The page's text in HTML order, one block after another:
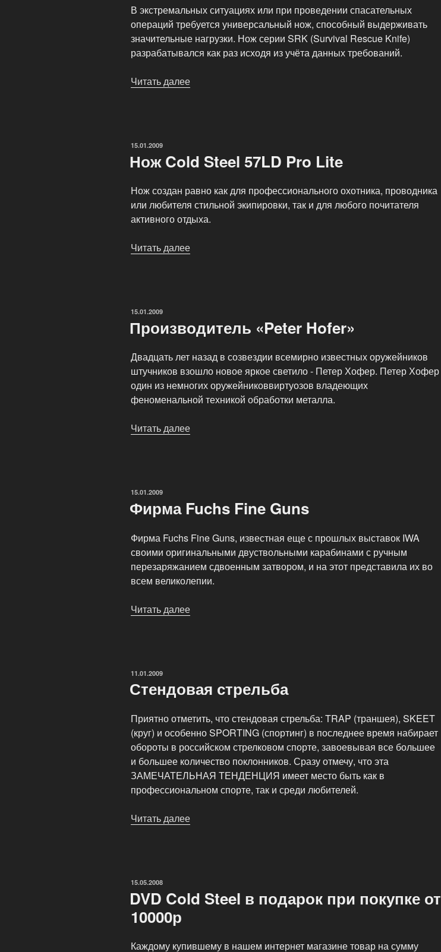
В экстремальных ситуациях или при проведении спасательных
операций требуется универсальный нож, способный выдерживать
значительные нагрузки. Нож серии SRK (Survival Rescue Knife)
разрабатывался как раз исходя из учёта данных требований.
Читать далее
ОПУБЛИКОВАНО
15.01.2009
Нож Cold Steel 57LD Pro Lite
Нож создан равно как для профессионального охотника, проводника
или любителя стильной экипировки, так и для любого почитателя
активного отдыха.
Читать далее
ОПУБЛИКОВАНО
15.01.2009
Производитель «Peter Hofer»
Двадцать лет назад в созвездии всемирно известных оружейников
штучников взошло новое яркое светило ‑ Петер Хофер. Петер Хофер
один из немногих оружейников­виртуозов владеющих
феноменальной техникой обработки металла.
Читать далее
ОПУБЛИКОВАНО
15.01.2009
Фирма Fuchs Fine Guns
Фирма Fuchs Fine Guns, известная еще с прошлых выставок IWA
своими оригинальными двуствольными карабинами с ручным
перезаряжанием сдвоенным затвором, и на этот представила их во
всем великолепии.
Читать далее
ОПУБЛИКОВАНО
11.01.2009
Стендовая стрельба
Приятно отметить, что стендовая стрельба: TRAP (траншея), SKEET
(круг) и особенно SPORTING (спортинг) в последнее время набирает
обороты в российском стрелковом спорте, завоевывая все большее
и большее количество поклонников. Сразу отмечу, что эта
ЗАМЕЧАТЕЛЬНАЯ ТЕНДЕНЦИЯ имеет место быть как в
профессиональном спорте, так и среди любителей.
Читать далее
ОПУБЛИКОВАНО
15.05.2008
DVD Cold Steel в подарок при покупке от
10000р
Каждому купившему в нашем интернет магазине товар на сумму